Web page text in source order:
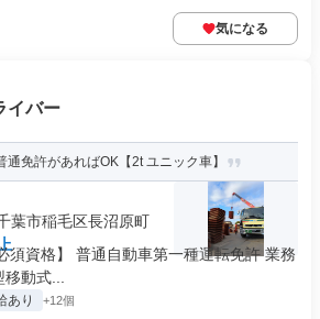
気になる
イバー
通免許があればOK【2t ユニック車】
葉市稲毛区長沼原町
須資格】 普通自動車第一種運転免許 業務
動式...
あり +12個